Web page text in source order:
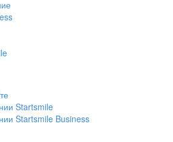
Startsmile
Startsmile Business